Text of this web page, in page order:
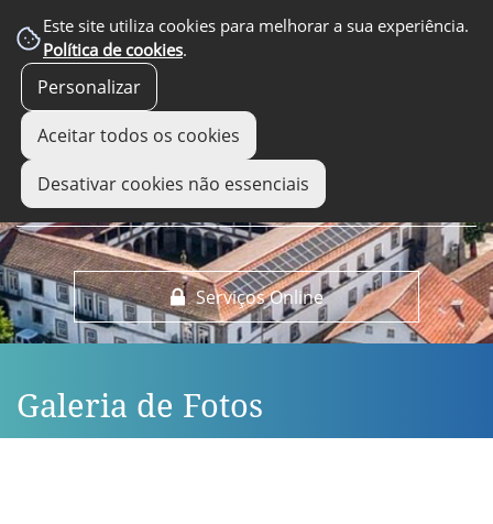
Este site utiliza cookies para melhorar a sua experiência.
Política de cookies.
Personalizar
Aceitar todos os cookies
Desativar cookies não essenciais
Serviços Online
EM DESTAQUE
Galeria de Fotos